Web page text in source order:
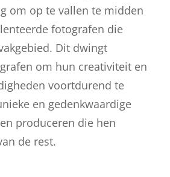
om op te vallen te midden
fotografen die
Dit dwingt
om hun creativiteit en
voortdurend te
en gedenkwaardige
produceren die hen
de rest.